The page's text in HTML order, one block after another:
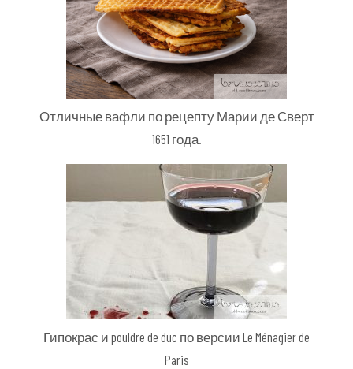
Отличные вафли по рецепту Марии де Сверт
1651 года.
Гипокрас и pouldre de duc по версии Le Ménagier de
Paris